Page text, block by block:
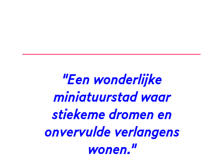
Een wonderlijke
miniatuurstad waar
stiekeme dromen en
onvervulde verlangens
wonen.